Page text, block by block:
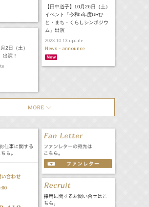
【田中道子】10月26日（土）
イベント「令和5年度URひ
と・まち・くらしシンポジウ
ム」出演
2023.10.13update
News - announce
2日（土）
出演！